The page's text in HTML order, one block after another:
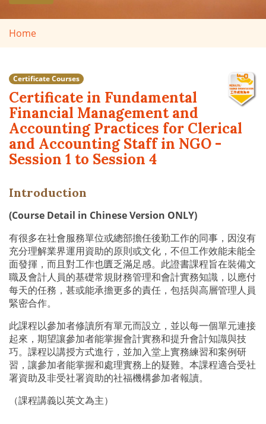
Home
Certificate Courses
Certificate in Fundamental
Financial Management and
Accounting Practices for Clerical
and Accounting Staff in NGO -
Session 1 to Session 4
Introduction
(Course Detail in Chinese Version ONLY)
有很多在社會服務單位或總部擔任後勤工作的同事，因沒有
充分理解業界運用資助的原則或文化，不但工作效能未能全
面發揮，而且對工作也匱乏滿足感。此證書課程旨在裝備文
職及會計人員的基礎常規財務管理和會計實務知識，以應付
每天的任務，甚或能承擔更多的責任，包括與高層管理人員
緊密合作。
此課程以參加者修讀所有單元而設立，並以每一個單元連接
起來，期望讓參加者能掌握會計實務和提升會計知識與技
巧。課程以講授方式進行，並加入堂上實務練習和案例研
習，讓參加者能掌握和處理實務上的疑難。本課程適合受社
署資助及非受社署資助的社福機構參加者報讀。
（課程講義以英文為主）